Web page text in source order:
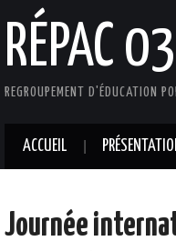
RÉPAC
REGROUPEMENT D'ÉDUCATION
ACCUEIL
Journée